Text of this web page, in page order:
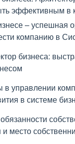
эффективным в
– успешная
компанию в
бизнеса:
в управлении
в системе
место